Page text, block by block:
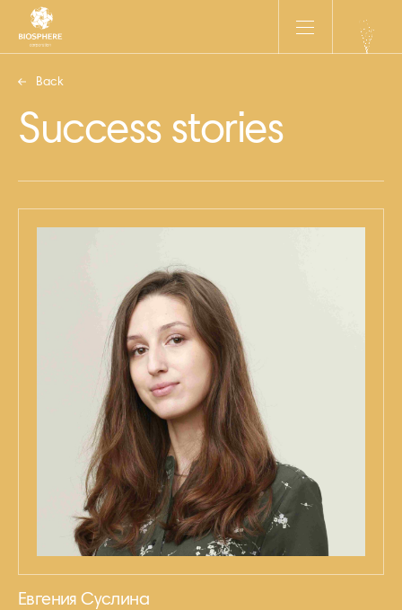
Back
Success stories
Евгения Суслина